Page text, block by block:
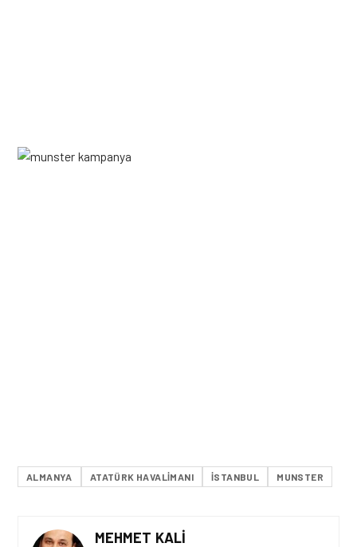
ALMANYA ATATÜRK HAVALIMANI ISTANBUL MUNSTER
MEHMET KALI